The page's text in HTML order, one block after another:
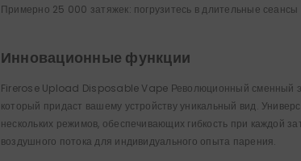
Примерно 25 000 затяжек: погрузитесь в длительные
Инновационные функции
Firerose Upload Disposable Vape Революционный сменный
который придаст вашему устройству уникальный вид.
нескольких режимов, обеспечивающих гибкость при каждой
воздушного потока для индивидуального опыта парения.